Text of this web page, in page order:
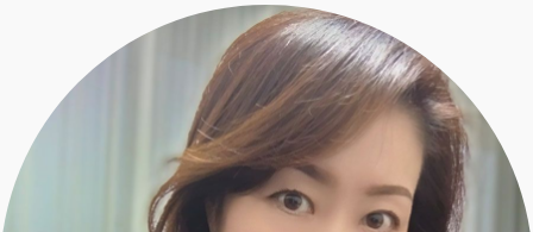
50代ベストコスメ
ストレッチ・エクササイズ
ダイエット
50代健康のお悩み
住まい
旅行＆グルメ
カルチャー
50代のお悩み
エクラ 華組メンバー一覧
エクラ 華組ランキング
チームJマダム
チームJマダムメンバー一覧
チームJマダムランキング
チームJマダム特集
編集長コラム
あら、素敵☆ 手帖
占い
イヴルルド遙華の12星座占い
試し読み